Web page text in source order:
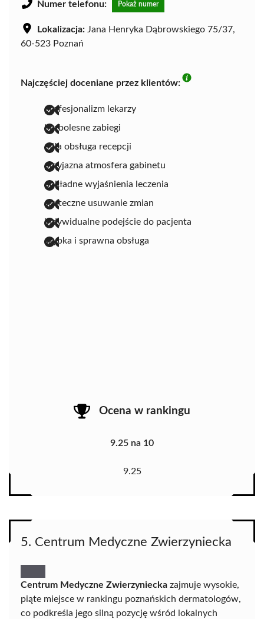
Numer telefonu: Pokaż numer
Lokalizacja: Jana Henryka Dąbrowskiego 75/37,
60-523 Poznań
Najczęściej doceniane przez klientów:
profesjonalizm lekarzy
bezbolesne zabiegi
miła obsługa recepcji
przyjazna atmosfera gabinetu
dokładne wyjaśnienia leczenia
skuteczne usuwanie zmian
indywidualne podejście do pacjenta
szybka i sprawna obsługa
Ocena w rankingu
9.25 na 10
9.25
5. Centrum Medyczne Zwierzyniecka
Centrum Medyczne Zwierzyniecka zajmuje wysokie,
piąte miejsce w rankingu poznańskich dermatologów,
co podkreśla jego silną pozycję wśród lokalnych